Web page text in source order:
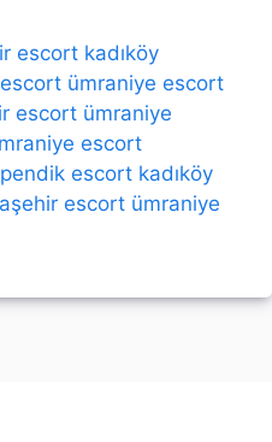
escort kadıköy
ümraniye escort
escort ümraniye
escort
pendik escort kadıköy
escort ümraniye